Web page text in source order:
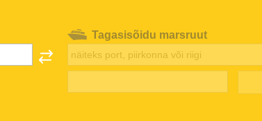
Tagasisõidu marsruut